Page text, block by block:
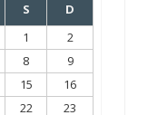
S
D
1
2
8
9
15
16
22
23